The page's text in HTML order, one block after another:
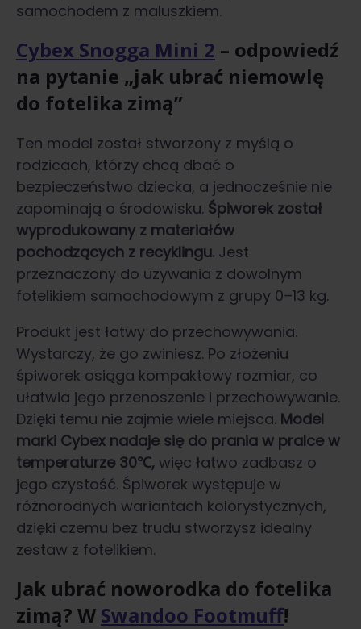
samochodem z maluszkiem.
Cybex Snogga Mini 2 – odpowiedź
na pytanie „jak ubrać niemowlę
do fotelika zimą”
Ten model został stworzony z myślą o
rodzicach, którzy chcą dbać o
bezpieczeństwo dziecka, a jednocześnie nie
zapominają o środowisku. Śpiworek został
wyprodukowany z materiałów
pochodzących z recyklingu. Jest
przeznaczony do używania z dowolnym
fotelikiem samochodowym z grupy 0–13 kg.
Produkt jest łatwy do przechowywania.
Wystarczy, że go zwiniesz. Po złożeniu
śpiworek osiąga kompaktowy rozmiar, co
ułatwia jego przenoszenie i przechowywanie.
Dzięki temu nie zajmie wiele miejsca. Model
marki Cybex nadaje się do prania w pralce w
temperaturze 30℃, więc łatwo zadbasz o
jego czystość. Śpiworek występuje w
różnorodnych wariantach kolorystycznych,
dzięki czemu bez trudu stworzysz idealny
zestaw z fotelikiem.
Jak ubrać noworodka do fotelika
zimą? W Swandoo Footmuff!